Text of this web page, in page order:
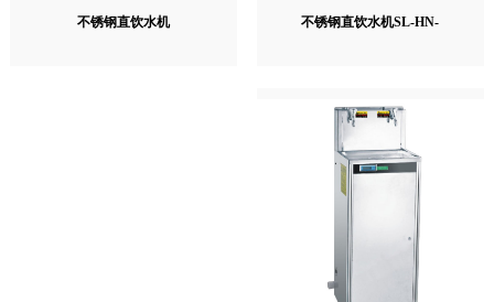
不锈钢直饮水机 不锈钢直饮水机SL-HN-